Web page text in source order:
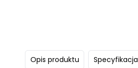
Opis produktu Specyfikacja